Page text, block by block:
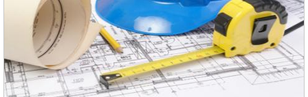
Ужгород
Чоп
Берегово
Смотреть всё
ЗАПОРОЖСКАЯ ОБЛАСТЬ